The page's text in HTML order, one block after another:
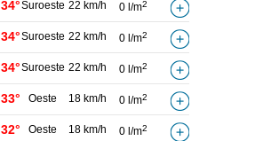
34°Suroeste 22 km/h 0 l/m2
34°Suroeste 22 km/h 0 l/m2
34°Suroeste 22 km/h 0 l/m2
33° Oeste 18 km/h 0 l/m2
32° Oeste 18 km/h 0 l/m2